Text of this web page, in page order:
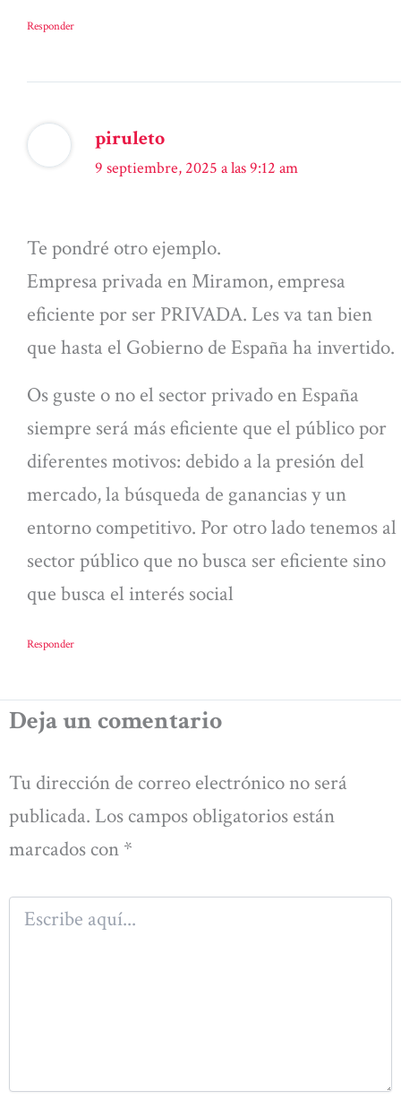
Responder
piruleto
9 septiembre, 2025 a las 9:12 am
Te pondré otro ejemplo.
Empresa privada en Miramon, empresa
eficiente por ser PRIVADA. Les va tan bien
que hasta el Gobierno de España ha invertido.
Os guste o no el sector privado en España
siempre será más eficiente que el público por
diferentes motivos: debido a la presión del
mercado, la búsqueda de ganancias y un
entorno competitivo. Por otro lado tenemos al
sector público que no busca ser eficiente sino
que busca el interés social
Responder
Deja un comentario
Tu dirección de correo electrónico no será
publicada. Los campos obligatorios están
marcados con *
Escribe
aquí...